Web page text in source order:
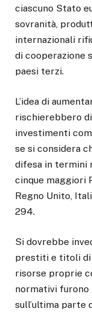
ciascuno Stato
sovranità,
internazionali
di cooperazione
paesi terzi.
L’idea di
rischierebbero
investimenti
se si considera
difesa in termini
cinque maggiori
Regno Unito,
294.
Si dovrebbe
prestiti e titoli di
risorse proprie
normativi furono
sull’ultima parte